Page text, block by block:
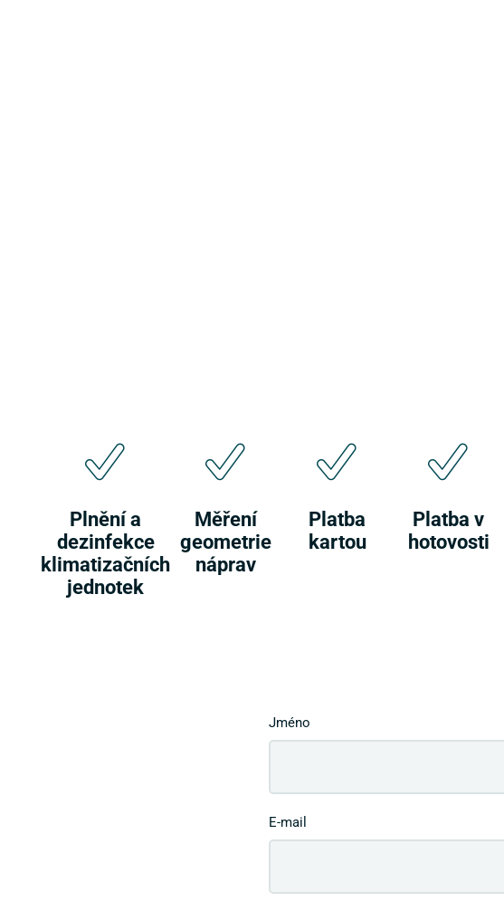
Plnění a
dezinfekce
klimatizačních
jednotek
Měření
geometrie
náprav
Platba
kartou
Platba v
hotovosti
Jméno
E-mail